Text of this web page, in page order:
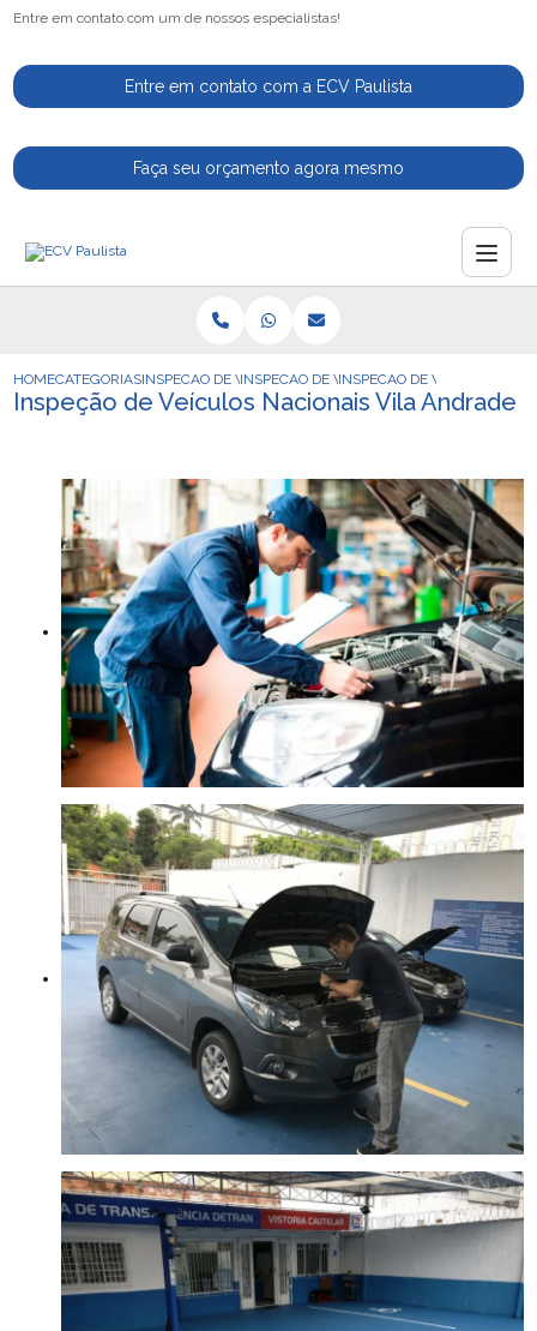
Entre em contato com um de nossos especialistas!
Entre em contato com a ECV Paulista
Faça seu orçamento agora mesmo
HOMECATEGORIASINSPECAO DE VEICULOSINSPECAO DE VEICULOS PARA VENDA
INSPECAO DE VEICULOS
Inspeção de Veículos Nacionais Vila Andrade